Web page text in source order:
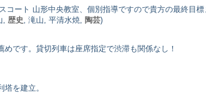
コート 山形中央教室、個別指導ですので貴方の最終目
歴史 , 滝山, 平清水焼, 陶芸)
です。貸切列車は座席指定で渋滞も関係なし！
を建立。